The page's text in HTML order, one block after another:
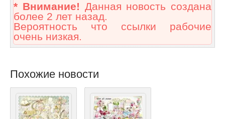
* Внимание! Данная новость создана
более 2 лет назад.
Вероятность что ссылки рабочие
очень низкая.
Похожие новости